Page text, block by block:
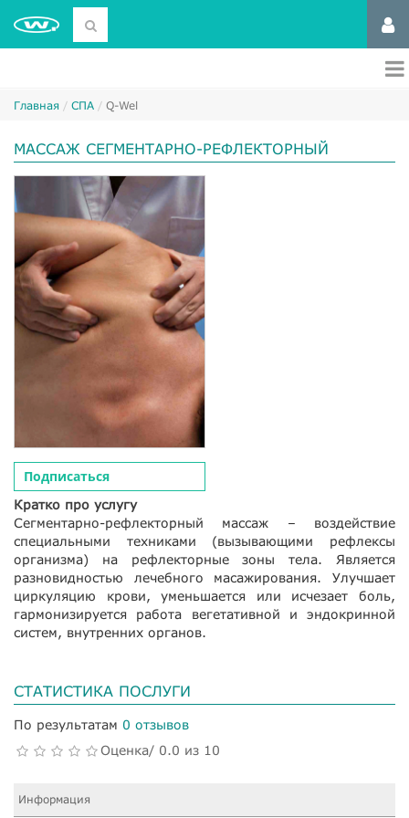
Главная СПА Q-Wel
МАССАЖ СЕГМЕНТАРНО-РЕФЛЕКТОРНЫЙ
Подписаться
Кратко про услугу
Сегментарно-рефлекторный массаж – воздействие
специальными техниками (вызывающими рефлексы
организма) на рефлекторные зоны тела. Является
разновидностью лечебного масажирования. Улучшает
циркуляцию крови, уменьшается или исчезает боль,
гармонизируется работа вегетативной и эндокринной
систем, внутренних органов.
СТАТИСТИКА ПОСЛУГИ
По результатам 0 отзывов
Оценка/ 0.0 из 10
Информация